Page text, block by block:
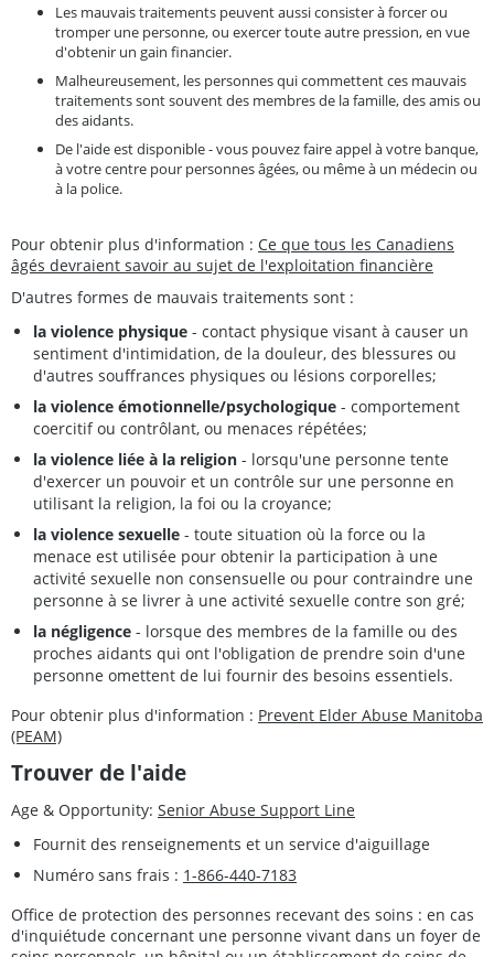
Les mauvais traitements peuvent aussi consister à forcer ou
tromper une personne, ou exercer toute autre pression, en vue
d'obtenir un gain financier.
Malheureusement, les personnes qui commettent ces mauvais
traitements sont souvent des membres de la famille, des amis ou
des aidants.
De l'aide est disponible - vous pouvez faire appel à votre banque,
à votre centre pour personnes âgées, ou même à un médecin ou
à la police.
Pour obtenir plus d'information : Ce que tous les Canadiens
âgés devraient savoir au sujet de l'exploitation financière
D'autres formes de mauvais traitements sont :
la violence physique - contact physique visant à causer un
sentiment d'intimidation, de la douleur, des blessures ou
d'autres souffrances physiques ou lésions corporelles;
la violence émotionnelle/psychologique - comportement
coercitif ou contrôlant, ou menaces répétées;
la violence liée à la religion - lorsqu'une personne tente
d'exercer un pouvoir et un contrôle sur une personne en
utilisant la religion, la foi ou la croyance;
la violence sexuelle - toute situation où la force ou la
menace est utilisée pour obtenir la participation à une
activité sexuelle non consensuelle ou pour contraindre une
personne à se livrer à une activité sexuelle contre son gré;
la négligence - lorsque des membres de la famille ou des
proches aidants qui ont l'obligation de prendre soin d'une
personne omettent de lui fournir des besoins essentiels.
Pour obtenir plus d'information : Prevent Elder Abuse Manitoba
(PEAM)
Trouver de l'aide
Age & Opportunity: Senior Abuse Support Line
Fournit des renseignements et un service d'aiguillage
Numéro sans frais : 1-866-440-7183
Office de protection des personnes recevant des soins : en cas
d'inquiétude concernant une personne vivant dans un foyer de